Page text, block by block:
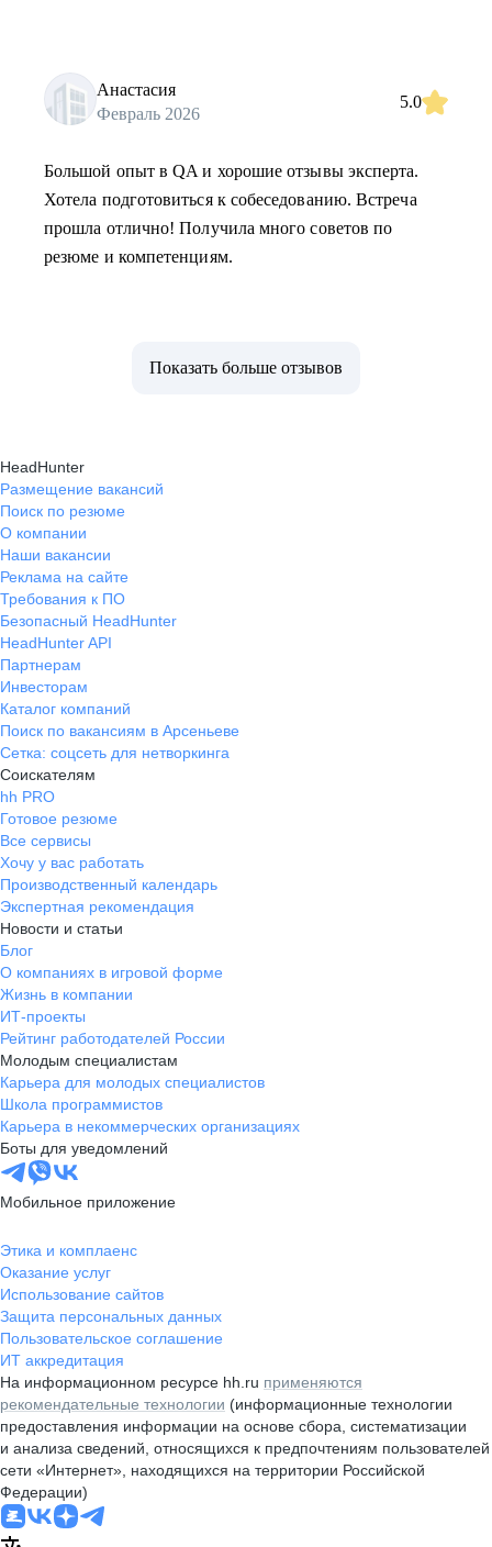
Анастасия
Февраль 2026
5.0
Большой опыт в QA и хорошие отзывы эксперта.
Хотела подготовиться к собеседованию. Встреча
прошла отлично! Получила много советов по
резюме и компетенциям.
Показать больше отзывов
HeadHunter
Размещение вакансий
Поиск по резюме
О компании
Наши вакансии
Реклама на сайте
Требования к ПО
Безопасный HeadHunter
HeadHunter API
Партнерам
Инвесторам
Каталог компаний
Поиск по вакансиям в Арсеньеве
Сетка: соцсеть для нетворкинга
Соискателям
hh PRO
Готовое резюме
Все сервисы
Хочу у вас работать
Производственный календарь
Экспертная рекомендация
Новости и статьи
Блог
О компаниях в игровой форме
Жизнь в компании
ИТ-проекты
Рейтинг работодателей России
Молодым специалистам
Карьера для молодых специалистов
Школа программистов
Карьера в некоммерческих организациях
Боты для уведомлений
Мобильное приложение
Этика и комплаенс
Оказание услуг
Использование сайтов
Защита персональных данных
Пользовательское соглашение
ИТ аккредитация
На информационном ресурсе hh.ru применяются
рекомендательные технологии (информационные технологии
предоставления информации на основе сбора, систематизации
и анализа сведений, относящихся к предпочтениям пользователей
сети «Интернет», находящихся на территории Российской
Федерации)